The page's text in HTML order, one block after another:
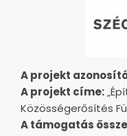
A projekt
A projekt címe:
Közösségerősítés
A támogatás